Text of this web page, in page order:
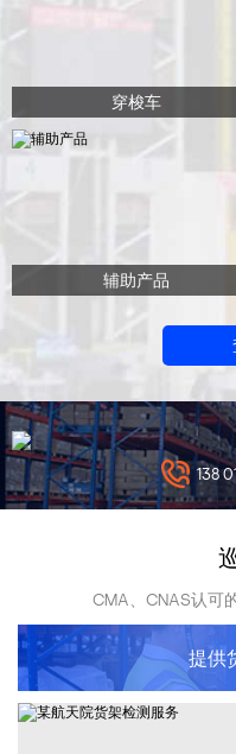
穿梭车
辅助产品
138
CMA、CNAS认可
提供